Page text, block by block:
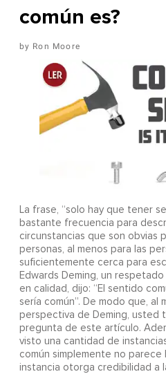
común es?
Ron Moore
La frase, “solo hay que tener
bastante frecuencia para
circunstancias que son obvias
personas, al menos para las
suficientemente cerca para
Edwards Deming, un
en calidad, dijo: “El sentido
sería común”. De modo que, al
perspectiva de Deming, usted
pregunta de este artículo.
visto una cantidad de
común simplemente no parece
instancia otorga credibilidad a